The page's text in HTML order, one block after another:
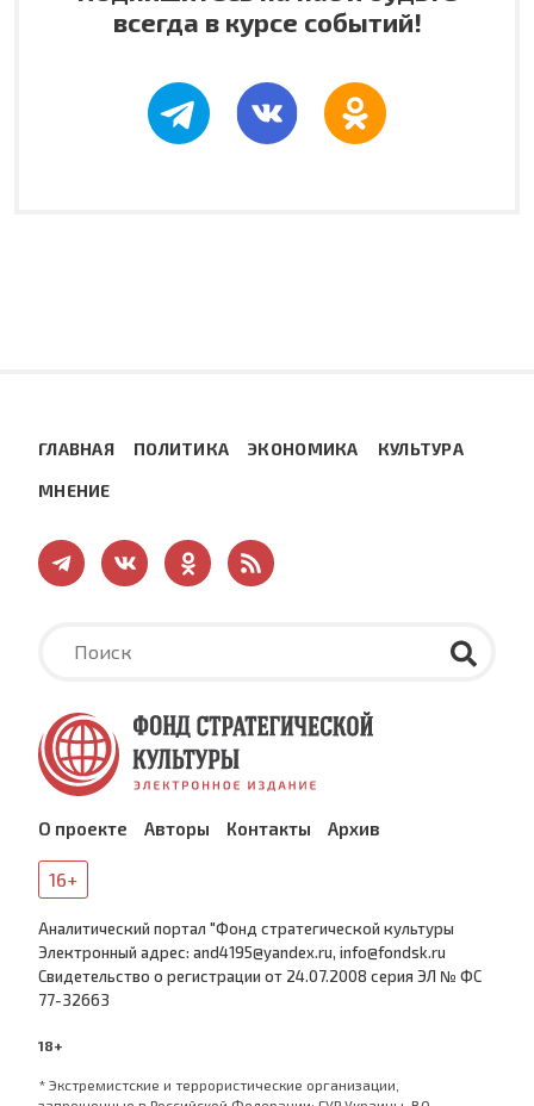
всегда в курсе событий!
ГЛАВНАЯ ПОЛИТИКА ЭКОНОМИКА КУЛЬТУРА
МНЕНИЕ
О проекте Авторы Контакты Архив
16+
Аналитический портал "Фонд стратегической культуры
Электронный адрес: and4195@yandex.ru, info@fondsk.ru
Cвидетельство о регистрации от 24.07.2008 серия ЭЛ № ФС
77-32663
18+
* Экстремистские и террористические организации,